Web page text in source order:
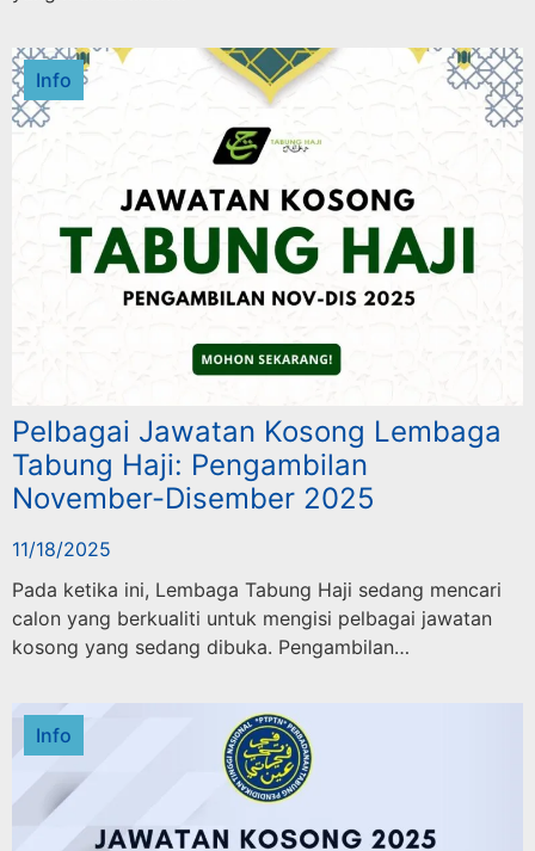
Info
Pelbagai Jawatan Kosong Lembaga
Tabung Haji: Pengambilan
November-Disember 2025
11/18/2025
Pada ketika ini, Lembaga Tabung Haji sedang mencari
calon yang berkualiti untuk mengisi pelbagai jawatan
kosong yang sedang dibuka. Pengambilan…
Info